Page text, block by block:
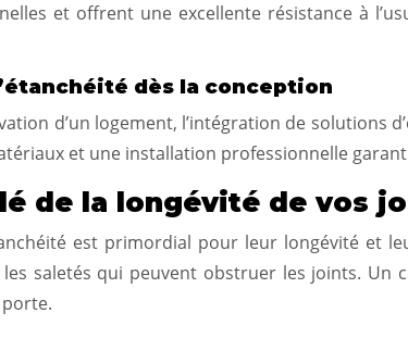
et offrent une excellente résistance à
dès la conception
d’un logement, l’intégration de
et une installation professionnelle
de la longévité de vos
est primordial pour leur longévité et
saletés qui peuvent obstruer les joints.